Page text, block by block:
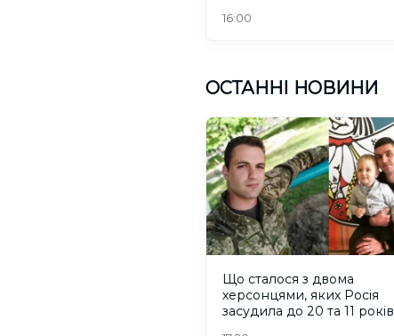
16:00
ОСТАННІ НОВИНИ
Що сталося з двома
херсонцями, яких Росія
засудила до 20 та 11 років